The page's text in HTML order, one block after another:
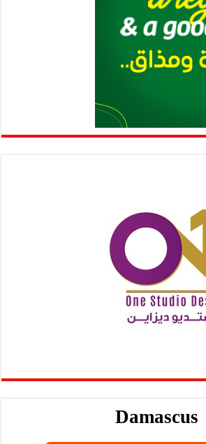
Damascus